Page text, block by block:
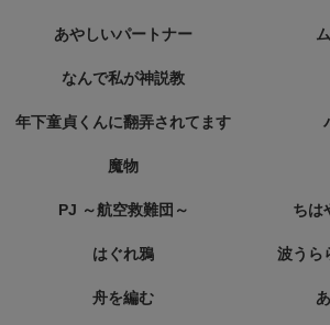
あやしいパートナー
なんで私が神説教
年下童貞くんに翻弄されてます
魔物
PJ ～航空救難団～ ちは
はぐれ鴉 波うら
舟を編む